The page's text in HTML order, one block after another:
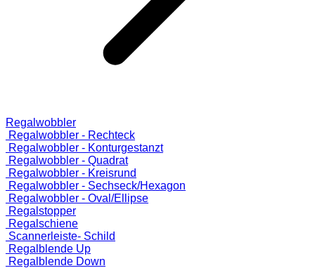
Regalwobbler
Regalwobbler - Rechteck
Regalwobbler - Konturgestanzt
Regalwobbler - Quadrat
Regalwobbler - Kreisrund
Regalwobbler - Sechseck/Hexagon
Regalwobbler - Oval/Ellipse
Regalstopper
Regalschiene
Scannerleiste- Schild
Regalblende Up
Regalblende Down